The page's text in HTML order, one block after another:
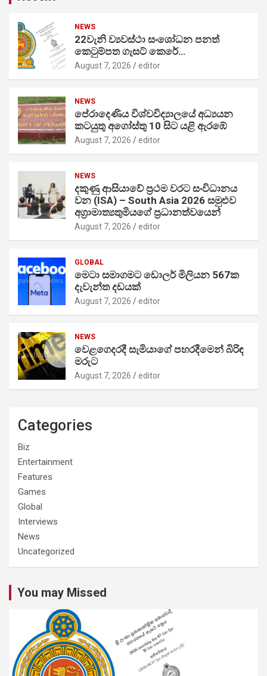
NEWS
22වැනි ව්‍යවස්ථා සංශෝධන පනත්
කෙටුම්පත ගැසට් කෙරේ…
August 7, 2026 editor
NEWS
පේරාදෙණිය විශ්වවිද්‍යාලයේ අධ්‍යයන
කටයුතු අගෝස්තු 10 සිට යළි ඇරඹේ
August 7, 2026 editor
NEWS
දකුණු ආසියාවේ ප්‍රථම වරට සංවිධානය
වන (ISA) – South Asia 2026 සමුළුව
අග්‍රාමාත්‍යතුමියගේ ප්‍රධානත්වයෙන්
August 7, 2026 editor
GLOBAL
මෙටා සමාගමට ඩොලර් මිලියන 567ක
දැවැන්ත දඩයක්
August 7, 2026 editor
NEWS
වෙළගෙදරදී සැමියාගේ පහරදීමෙන් බිරිඳ
මරුට
August 7, 2026 editor
Categories
Biz
Entertainment
Features
Games
Global
Interviews
News
Uncategorized
You may Missed